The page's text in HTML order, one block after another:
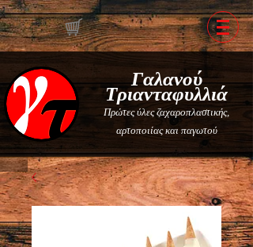
Γαλανού
Τριανταφυλλιά
Πρώτες ύλες ζαχαροπλαστικής,
αρτοποιίας και παγωτού